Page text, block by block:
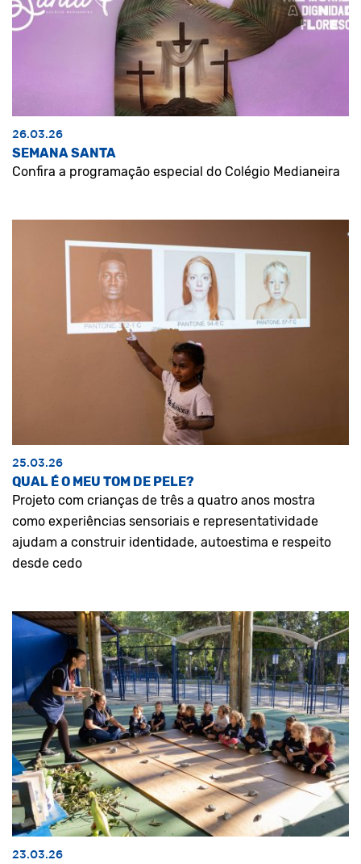
26.03.26
SEMANA SANTA
Confira a programação especial do Colégio Medianeira
25.03.26
QUAL É O MEU TOM DE PELE?
Projeto com crianças de três a quatro anos mostra
como experiências sensoriais e representatividade
ajudam a construir identidade, autoestima e respeito
desde cedo
23.03.26